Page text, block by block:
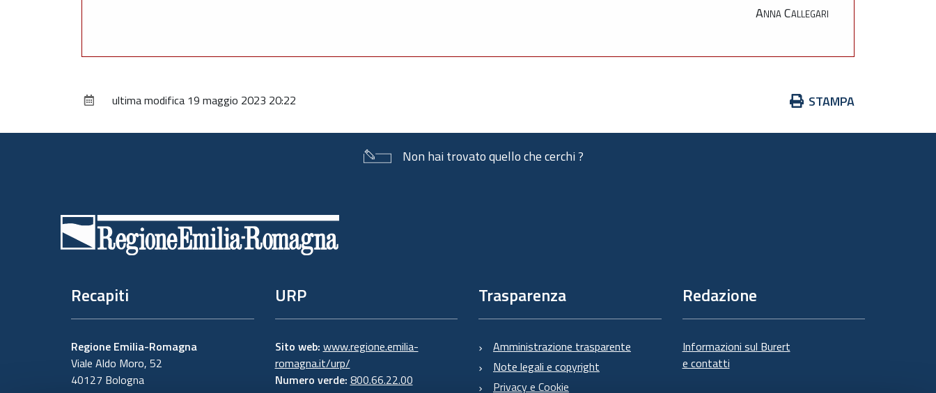
Anna Callegari
Azioni
documento
STAMPA
ultima modifica 19 maggio 2023 20:22
Non hai trovato quello che cerchi ?
Recapiti
Regione Emilia-Romagna
Viale Aldo Moro, 52
40127 Bologna
URP
Sito web: www.regione.emilia-
romagna.it/urp/
Numero verde: 800.66.22.00
Trasparenza
Amministrazione trasparente
Note legali e copyright
Privacy e Cookie
Redazione
Informazioni sul Burert
e contatti